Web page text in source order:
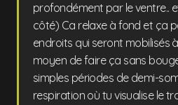
profondément par le ventre..
côté) Ca relaxe à fond et ça
endroits qui seront mobilisés
moyen de faire ça sans
simples périodes de demi-
respiration où tu visualise le